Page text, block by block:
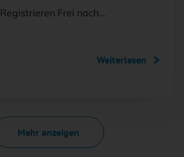
Frei nach…
Weiterlesen
Mehr anzeigen